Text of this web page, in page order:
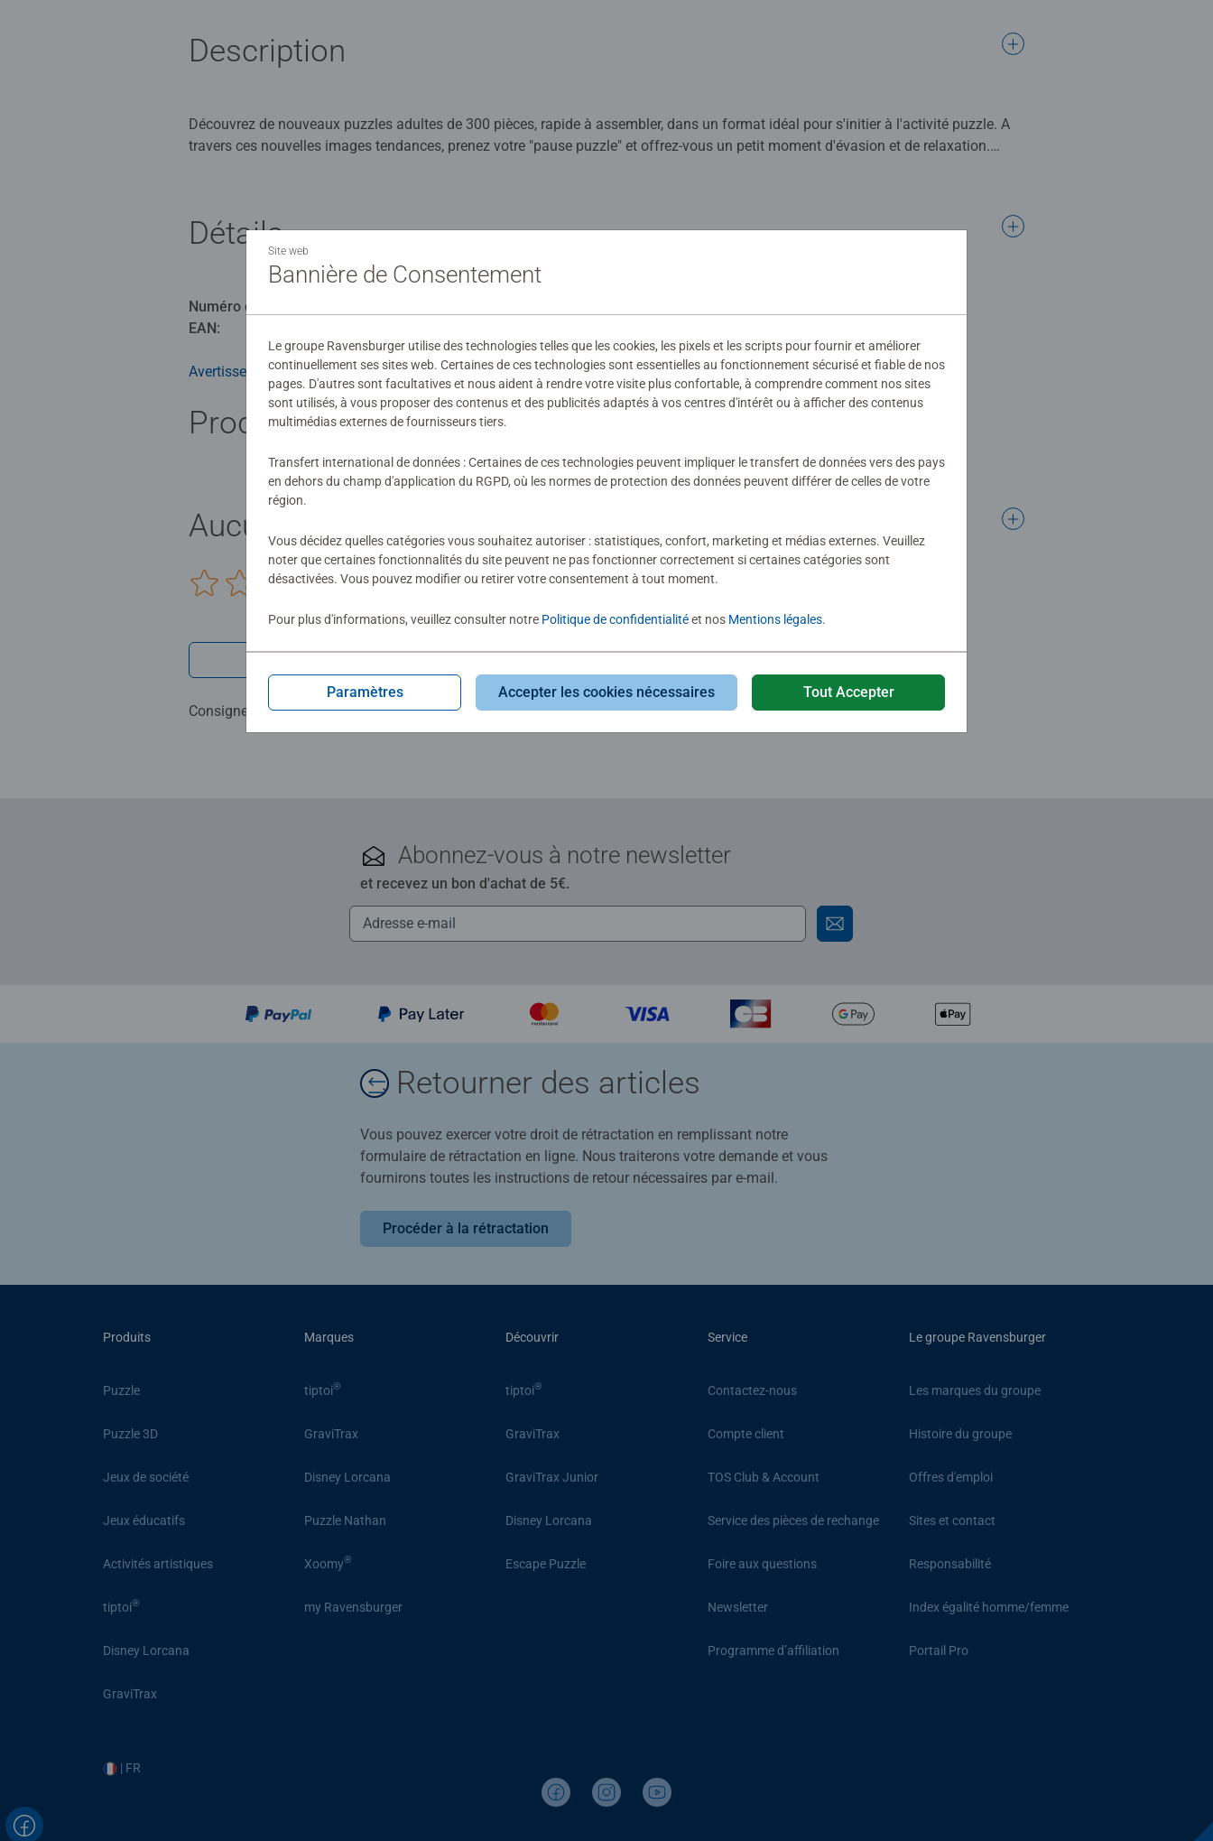
Description
Découvrez de nouveaux puzzles adultes de 300 pièces, rapide à assembler, dans un format idéal pour s'initier à l'activité puzzle. A
travers ces nouvelles images tendances, prenez votre "pause puzzle" et offrez-vous un petit moment d'évasion et de relaxation.
Détails
Numéro d'article:
EAN:
Avertissements et informations du fabricant
Produits similaires
Aucune évaluation n'a encore été soumise
0/0
Consignes d'évaluation
Abonnez-vous à notre newsletter
et recevez un bon d'achat de 5€.
Retourner des articles
Vous pouvez exercer votre droit de rétractation en remplissant notre
formulaire de rétractation en ligne. Nous traiterons votre demande et vous
fournirons toutes les instructions de retour nécessaires par e-mail.
Procéder à la rétractation
Produits
Puzzle
Puzzle 3D
Jeux de société
Jeux éducatifs
Activités artistiques
tiptoi®
Disney Lorcana
GraviTrax
Marques
tiptoi®
GraviTrax
Disney Lorcana
Puzzle Nathan
Xoomy®
my Ravensburger
Découvrir
tiptoi®
GraviTrax
GraviTrax Junior
Disney Lorcana
Escape Puzzle
Service
Contactez-nous
Compte client
TOS Club & Account
Service des pièces de rechange
Foire aux questions
Newsletter
Programme d’affiliation
Le groupe Ravensburger
Les marques du groupe
Histoire du groupe
Offres d'emploi
Sites et contact
Responsabilité
Index égalité homme/femme
Portail Pro
| FR
Site web
Bannière de Consentement
Le groupe Ravensburger utilise des technologies telles que les cookies, les pixels et les scripts pour fournir et améliorer
continuellement ses sites web. Certaines de ces technologies sont essentielles au fonctionnement sécurisé et fiable de nos
pages. D'autres sont facultatives et nous aident à rendre votre visite plus confortable, à comprendre comment nos sites
sont utilisés, à vous proposer des contenus et des publicités adaptés à vos centres d'intérêt ou à afficher des contenus
multimédias externes de fournisseurs tiers.
Transfert international de données : Certaines de ces technologies peuvent impliquer le transfert de données vers des pays
en dehors du champ d'application du RGPD, où les normes de protection des données peuvent différer de celles de votre
région.
Vous décidez quelles catégories vous souhaitez autoriser : statistiques, confort, marketing et médias externes. Veuillez
noter que certaines fonctionnalités du site peuvent ne pas fonctionner correctement si certaines catégories sont
désactivées. Vous pouvez modifier ou retirer votre consentement à tout moment.
Pour plus d'informations, veuillez consulter notre Politique de confidentialitéet nos Mentions légales.
Paramètres Accepter les cookies nécessaires Tout Accepter